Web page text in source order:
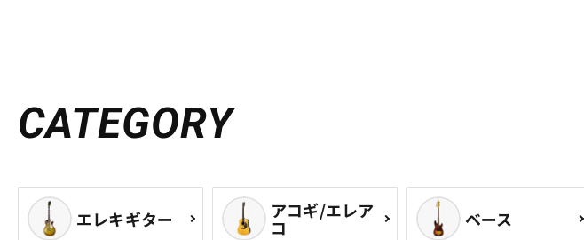
CATEGORY
エレキギター アコギ/エレア
コ ベース